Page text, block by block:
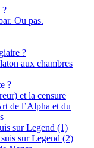
?
Ou pas.
?
aux chambres
?
et la censure
de l’Alpha et du
sur Legend (1)
sur Legend (2)